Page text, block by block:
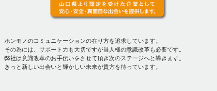
ホンモノのコミュニケーションの在り方を追求しています。
その為には、サポート力も大切ですが当人様の意識改革も必要です。
弊社は意識改革のお手伝いをさせて頂き次のステージへと導きます。
きっと新しい出会いと輝かしい未来が貴方を待っています。